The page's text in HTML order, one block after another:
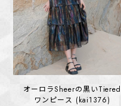
オーロラSheerの黒いTiered
ワンピース (kai1376)